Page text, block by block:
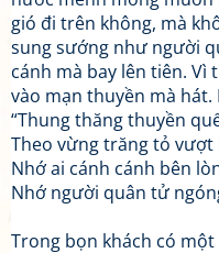
gió đi trên không, mà
sung sướng như người
cánh mà bay lên tiên.
vào mạn thuyền mà hát.
“Thung thăng thuyền
Theo vừng trăng tỏ
Nhớ ai cánh cánh bên
Nhớ người quân tử
Trong bọn khách có